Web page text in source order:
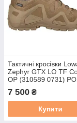
Тактичні кросівки
Zephyr GTX LO TF
OP (310589 0731)
7 500 ₴
Купити